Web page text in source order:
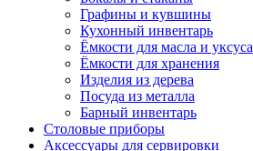
Графины и кувшины
Кухонный инвентарь
Ёмкости для масла и уксуса
Ёмкости для хранения
Изделия из дерева
Посуда из металла
Барный инвентарь
Столовые приборы
Аксессуары для сервировки